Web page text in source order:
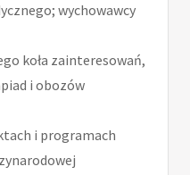
wychowawcy
koła zainteresowań,
i obozów
i programach